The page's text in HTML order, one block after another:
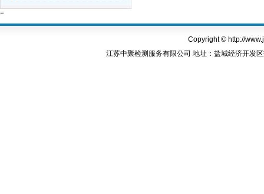
=
Copyright © http://
江苏中聚检测服务有限公司 地址：盐城经济开发区